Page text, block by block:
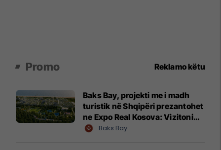
Promo Reklamo këtu
Baks Bay, projekti me i madh
turistik në Shqipëri prezantohet
ne Expo Real Kosova: Vizitoni
shtandin dhe zbuloni
Baks Bay